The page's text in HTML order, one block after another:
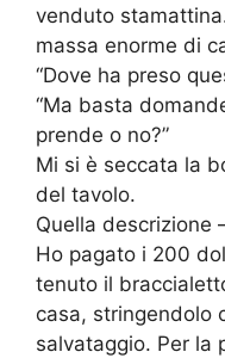
venduto
massa enorme di
“Dove ha preso
“Ma basta
prende o no?”
Mi si è seccata la
del tavolo.
Quella descrizione
Ho pagato i 200
tenuto il
casa, stringendolo
salvataggio. Per la